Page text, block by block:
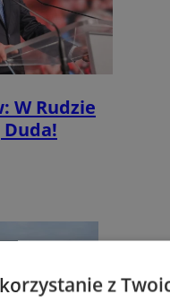
W Rudzie
z